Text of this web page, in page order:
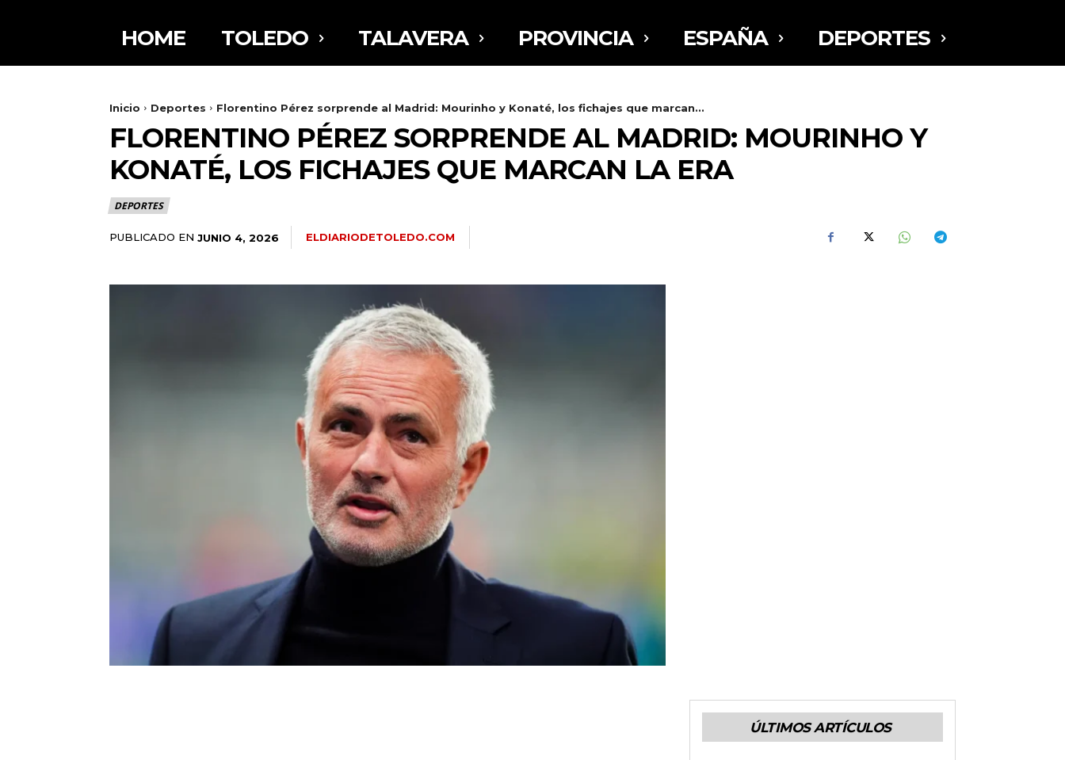
HOME TOLEDO TALAVERA PROVINCIA ESPAÑA DEPORTES
Inicio Deportes Florentino Pérez sorprende al Madrid: Mourinho y Konaté, los fichajes que marcan...
FLORENTINO PÉREZ SORPRENDE AL MADRID: MOURINHO Y
KONATÉ, LOS FICHAJES QUE MARCAN LA ERA
DEPORTES
PUBLICADO EN JUNIO 4, 2026 ELDIARIODETOLEDO.COM
ÚLTIMOS ARTÍCULOS